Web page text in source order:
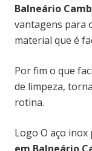
Balneário
vantagens para
material que é
Por fim o que
de limpeza,
rotina.
Logo O aço